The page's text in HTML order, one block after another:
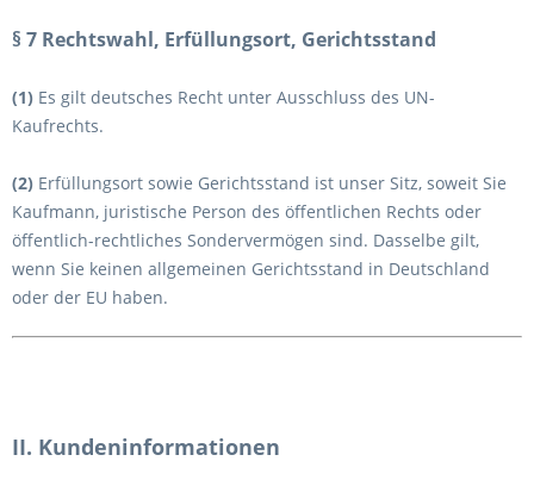
§ 7 Rechtswahl, Erfüllungsort, Gerichtsstand
(1) Es gilt deutsches Recht unter Ausschluss des UN-
Kaufrechts.
(2) Erfüllungsort sowie Gerichtsstand ist unser Sitz, soweit Sie
Kaufmann, juristische Person des öffentlichen Rechts oder
öffentlich-rechtliches Sondervermögen sind. Dasselbe gilt,
wenn Sie keinen allgemeinen Gerichtsstand in Deutschland
oder der EU haben.
II. Kundeninformationen